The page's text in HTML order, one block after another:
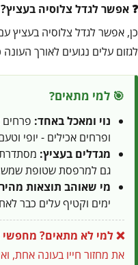
אפשר לגדל צלוסיה בעציץ?
כן, אפשר לגדל צלוסיה בעציץ
לגזום עלים נגועים לאורך
🎯 למי מתאים?
נוי ומאכל באחד: פרחים
ופרחים אכילים - יופי
מגדלים בעציץ:
גם למרפסת שטופת
מי שאוהב תוצאות
ימים וקטיף עלים כבר לאחר 20-45
❌ למי לא מתאים? מחפשי
את מחזור חייו בעונה אחת,